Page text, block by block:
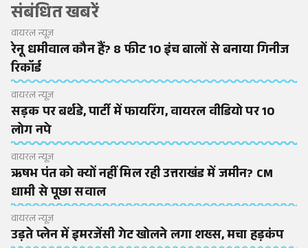
संबंधित खबरें
वायरल न्यूज़
रेनू धमीवाल कौन हैं? 8 फीट 10 इंच बालों से बनाया गिनीज
रिकॉर्ड
वायरल न्यूज़
सड़क पर बर्थडे, पार्टी में फायरिंग, वायरल वीडियो पर 10
लोग नपे
वायरल न्यूज़
ऋषभ पंत को क्यों नहीं मिल रही उत्तराखंड में जमीन? CM
धामी से पूछा सवाल
वायरल न्यूज़
उड़ते प्लेन में इमरजेंसी गेट खोलने लगा शख्स, मचा हड़कंप